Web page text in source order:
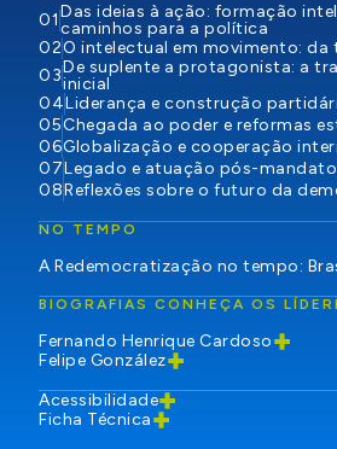
01Das ideias à ação: formação
caminhos para a política
02O intelectual em movimento: da
03De suplente a protagonista: a
inicial
04Liderança e construção
05Chegada ao poder e reformas
06Globalização e cooperação
07Legado e atuação pós-mandato
08Reflexões sobre o futuro da
NO TEMPO
A Redemocratização no tempo:
BIOGRAFIAS CONHEÇA OS
Fernando Henrique Cardoso
Felipe González
Acessibilidade
Ficha Técnica